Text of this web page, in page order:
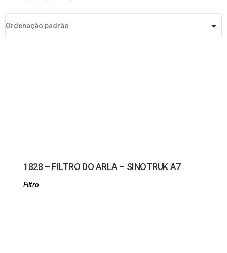
1828 – FILTRO DO ARLA – SINOTRUK A7
Filtro